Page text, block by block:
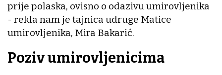
prije polaska, ovisno o odazivu umirovljenika
- rekla nam je tajnica udruge Matice
umirovljenika, Mira Bakarić.
Poziv umirovljenicima